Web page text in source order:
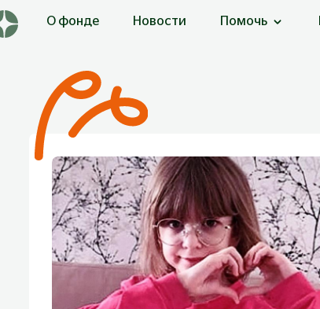
О фонде Новости Помочь